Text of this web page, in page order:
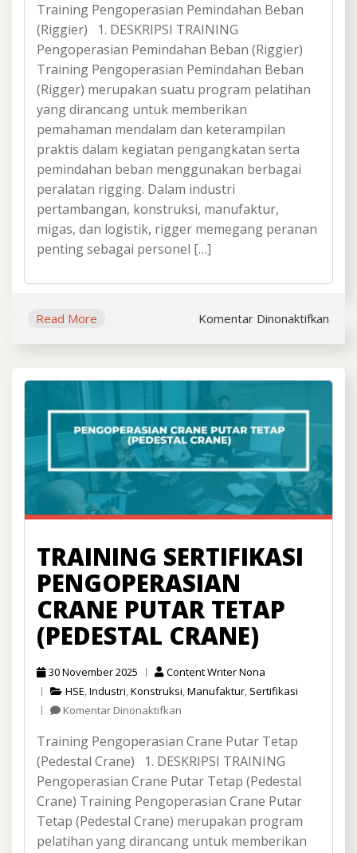
Sertifikasi
Pengoperasian
Pemindahan
Beban
(Riggier)
Training Pengoperasian Pemindahan Beban
(Riggier) 1. DESKRIPSI TRAINING
Pengoperasian Pemindahan Beban (Riggier)
Training Pengoperasian Pemindahan Beban
(Rigger) merupakan suatu program pelatihan
yang dirancang untuk memberikan
pemahaman mendalam dan keterampilan
praktis dalam kegiatan pengangkatan serta
pemindahan beban menggunakan berbagai
peralatan rigging. Dalam industri
pertambangan, konstruksi, manufaktur,
migas, dan logistik, rigger memegang peranan
penting sebagai personel […]
Read More Komentar Dinonaktifkan
TRAINING SERTIFIKASI
PENGOPERASIAN
CRANE PUTAR TETAP
(PEDESTAL CRANE)
30 November 2025
Content Writer Nona
HSE,Industri,Konstruksi,Manufaktur, Sertifikasi
Komentar Dinonaktifkan
Sertifikasi
Pengoperasian
Crane
Putar
Tetap
(Pedestal
Crane)
Training Pengoperasian Crane Putar Tetap
(Pedestal Crane) 1. DESKRIPSI TRAINING
Pengoperasian Crane Putar Tetap (Pedestal
Crane) Training Pengoperasian Crane Putar
Tetap (Pedestal Crane) merupakan program
pelatihan yang dirancang untuk memberikan